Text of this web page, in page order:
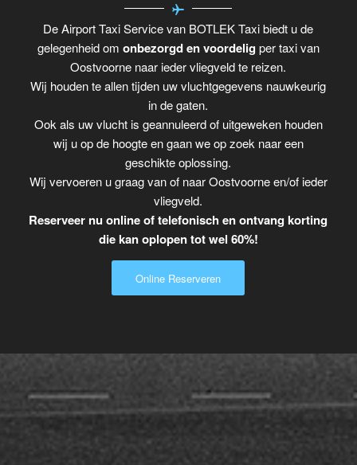
De Airport Taxi Service van BOTLEK Taxi biedt u de
gelegenheid om onbezorgd en voordelig per taxi van
Oostvoorne naar ieder vliegveld te reizen.
Wij houden te allen tijden uw vluchtgegevens nauwkeurig
in de gaten.
Ook als uw vlucht is geannuleerd of uitgeweken houden
wij u op de hoogte en gaan we op zoek naar een
geschikte oplossing.
Wij vervoeren u graag van of naar Oostvoorne en/of ieder
vliegveld.
Reserveer nu online of telefonisch en ontvang korting
die kan oplopen tot wel 60%!
Online Reserveren